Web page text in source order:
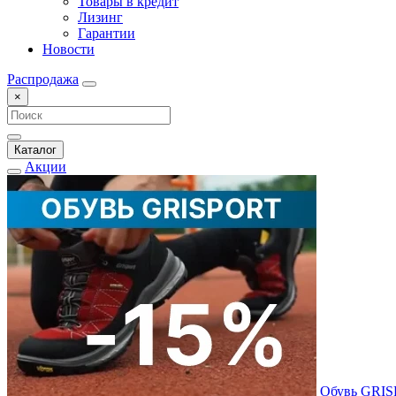
Лизинг
Гарантии
Новости
Распродажа
×
Каталог
Акции
Обувь